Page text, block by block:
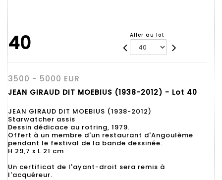
40 Aller au lot
3500 - 5000 EUR
JEAN GIRAUD DIT MOEBIUS (1938-2012) - Lot 40
JEAN GIRAUD DIT MOEBIUS (1938-2012)
Starwatcher assis
Dessin dédicace au rotring, 1979.
Offert à un membre d'un restaurant d'Angoulème
pendant le festival de la bande dessinée.
H 29,7 x L 21 cm
Un certificat de l'ayant-droit sera remis à
l'acquéreur.